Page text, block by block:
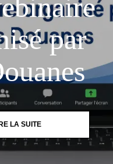
par
LA SUITE